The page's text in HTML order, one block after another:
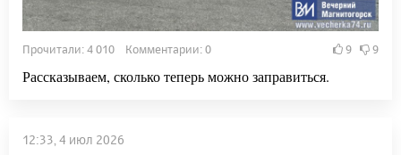
Прочитали: 4 010 Комментарии: 0 9 9
Рассказываем, сколько теперь можно заправиться.
12:33, 4 июл 2026